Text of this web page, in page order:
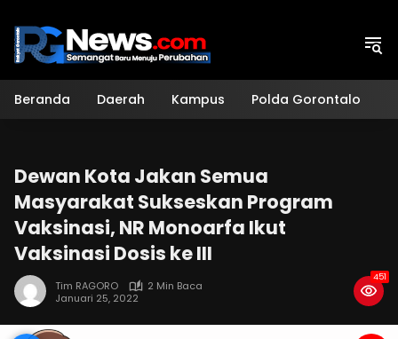
konten
Beranda Daerah Kampus Polda Gorontalo
Dewan Kota Jakan Semua
Masyarakat Sukseskan Program
Vaksinasi, NR Monoarfa Ikut
Vaksinasi Dosis ke III
Tim RAGORO
2 Min Baca
Januari 25, 2022
451